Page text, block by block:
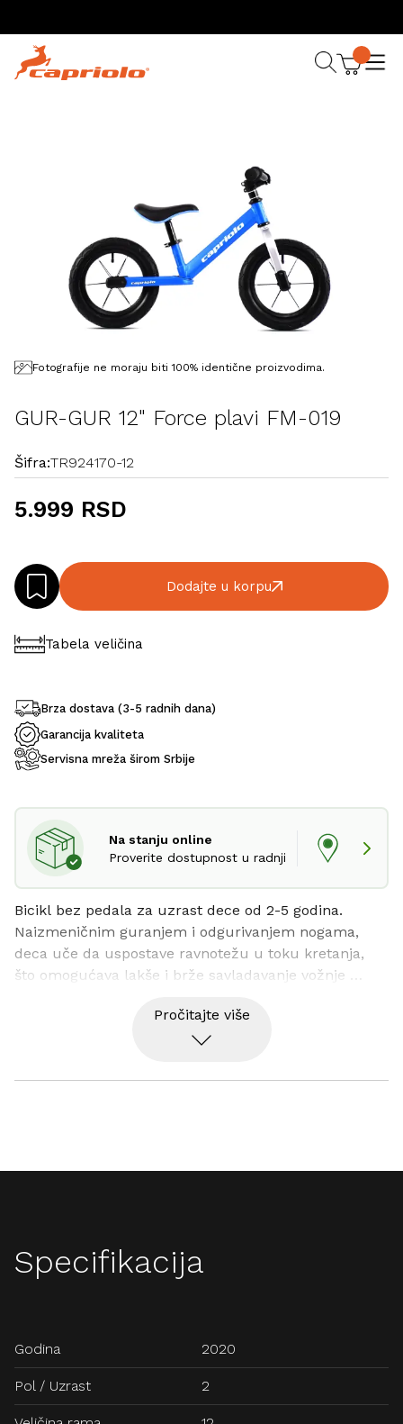
Fotografije ne moraju biti 100% identične proizvodima.
GUR-GUR 12" Force plavi FM-019
Šifra:TR924170-12
5.999 RSD
Dodajte u korpu
Tabela veličina
Brza dostava (3-5 radnih dana)
Garancija kvaliteta
Servisna mreža širom Srbije
Na stanju online
Proverite dostupnost u radnji
Bicikl bez pedala za uzrast dece od 2-5 godina.
Naizmeničnim guranjem i odgurivanjem nogama,
deca uče da uspostave ravnotežu u toku kretanja,
što omogućava lakše i brže savladavanje vožnje
podešavanja visine sedišta.Pročitajte više
Specifikacija
Godina 2020
Pol / Uzrast 2